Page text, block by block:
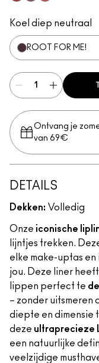
Koel diep neutraal
ROOT FOR ME!
Ontvang je
van 69€
DETAILS
Dekken: Volledig
Onze iconische
lijntjes trekken.
elke make-uptas
jou. Deze liner
lippen perfect te
– zonder uitsmeren
diepte en dimensie
deze ultraprecieze
een natuurlijke
veelzijdige